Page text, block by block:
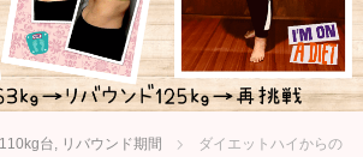
台, リバウンド期間
ダイエットハイからの